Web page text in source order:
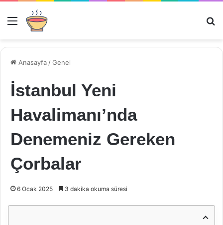
Menü
Anasayfa /Genel
İstanbul Yeni
Havalimanı’nda
Denemeniz Gereken
Çorbalar
6 Ocak 2025 3 dakika okuma süresi